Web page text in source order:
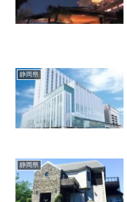
静岡県
静岡県